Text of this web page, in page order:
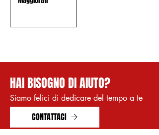
HAI BISOGNO DI AIUTO?
Siamo felici di dedicare del tempo a te
CONTATTACI